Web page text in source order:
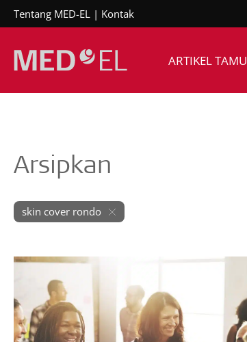
Tentang MED-EL Kontak
ARTIKEL TAMU
Arsipkan
skin cover rondo